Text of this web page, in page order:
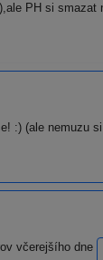
PH si smazat
:) (ale nemuzu
včerejšího dne